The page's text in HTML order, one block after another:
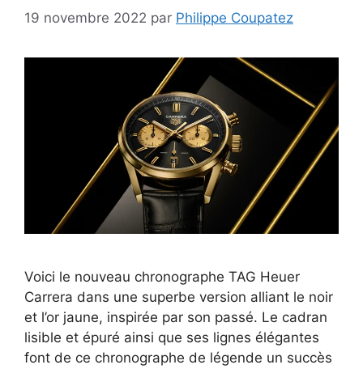
19 novembre 2022 par Philippe Coupatez
Voici le nouveau chronographe TAG Heuer
Carrera dans une superbe version alliant le noir
et l’or jaune, inspirée par son passé. Le cadran
lisible et épuré ainsi que ses lignes élégantes
font de ce chronographe de légende un succès